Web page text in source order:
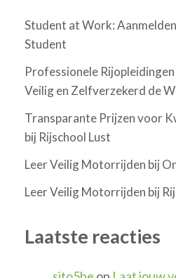
Student at Work:
Student
Professionele
Veilig en Zelfverzekerd de
Transparante Prijzen voor
bij Rijschool Lust
Leer Veilig Motorrijden bij
Leer Veilig Motorrijden bij
Laatste reacties